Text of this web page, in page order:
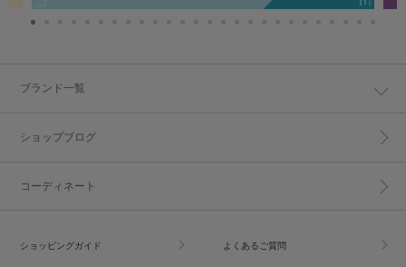
ブランド一覧
ショップブログ
コーディネート
ショッピングガイド よくあるご質問